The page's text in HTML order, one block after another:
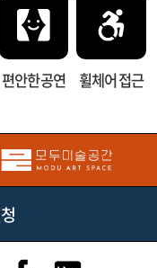
편안한 공연 휠체어 접근